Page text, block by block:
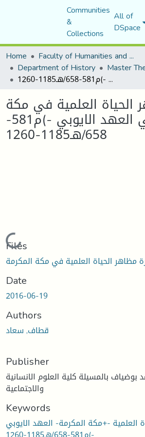
Communities
&
Collections
All of
DSpace
Home
Faculty of Humanities and Social Sciences
Department of History Master
مظاهر الحياة العلمية في مكة المكرمة في العهد الايوبي -)م581-658/هـ1185-1260
الحياة العلمية في مكة
المكرمة في العهد الايوبي -)م581-
658/هـ1185-1260
Loading...
Files
Date
2016-06-19
Authors
قطاف, سعاد
Publisher
بالمسيلة كلية العلوم الانسانية
والاجتماعية
Keywords
العلمية -+مكة المكرمة- العهد الايوبي